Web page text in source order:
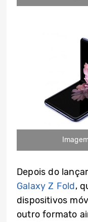
Depois do
Galaxy Z Fold,
dispositivos
outro formato